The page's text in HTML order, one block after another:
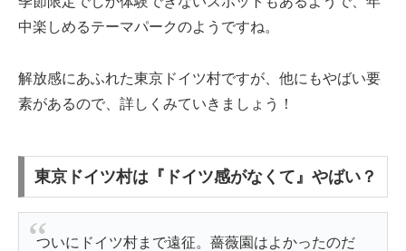
中楽しめるテーマパークのようですね。
解放感にあふれた東京ドイツ村ですが、他にもやばい要
素があるので、詳しくみていきましょう！
東京ドイツ村は『ドイツ感がなくて』やばい？
ついにドイツ村まで遠征。薔薇園はよかったのだ